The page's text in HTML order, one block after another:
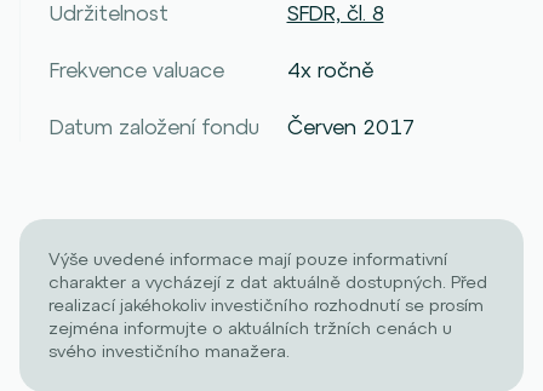
Udržitelnost SFDR, čl. 8
Frekvence valuace 4x ročně
Datum založení fondu Červen 2017
Výše uvedené informace mají pouze informativní
charakter a vycházejí z dat aktuálně dostupných. Před
realizací jakéhokoliv investičního rozhodnutí se prosím
zejména informujte o aktuálních tržních cenách u
svého investičního manažera.